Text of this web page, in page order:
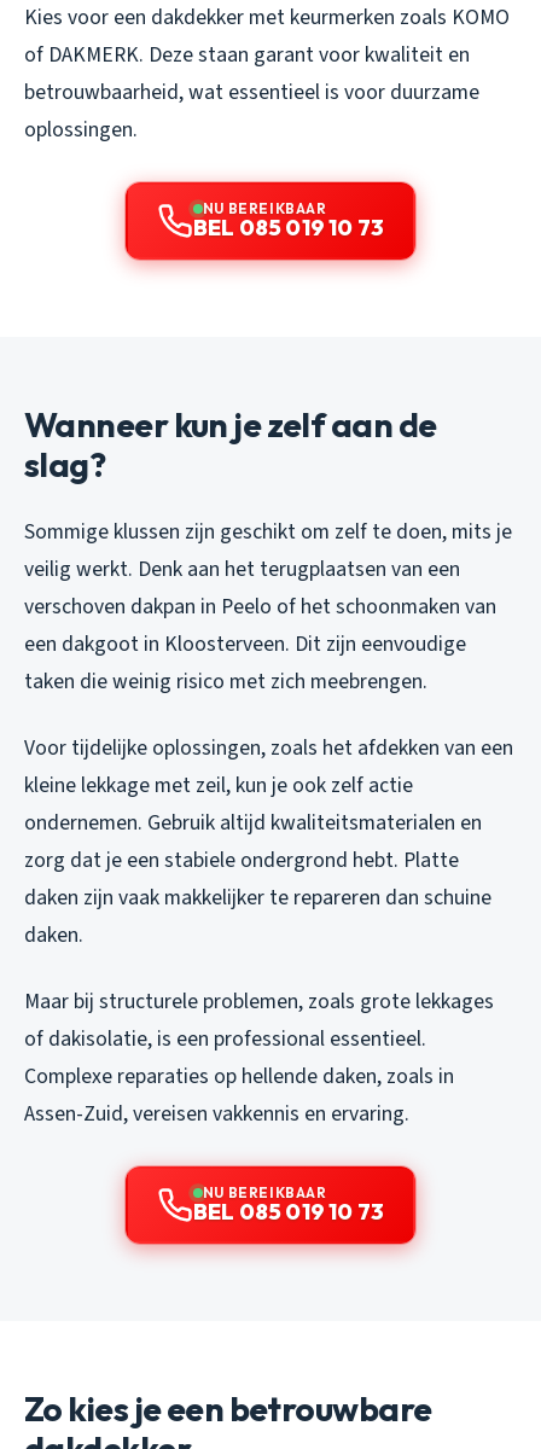
Kies voor een dakdekker met keurmerken zoals KOMO
of DAKMERK. Deze staan garant voor kwaliteit en
betrouwbaarheid, wat essentieel is voor duurzame
oplossingen.
NU BEREIKBAAR
BEL 085 019 10 73
Wanneer kun je zelf aan de
slag?
Sommige klussen zijn geschikt om zelf te doen, mits je
veilig werkt. Denk aan het terugplaatsen van een
verschoven dakpan in Peelo of het schoonmaken van
een dakgoot in Kloosterveen. Dit zijn eenvoudige
taken die weinig risico met zich meebrengen.
Voor tijdelijke oplossingen, zoals het afdekken van een
kleine lekkage met zeil, kun je ook zelf actie
ondernemen. Gebruik altijd kwaliteitsmaterialen en
zorg dat je een stabiele ondergrond hebt. Platte
daken zijn vaak makkelijker te repareren dan schuine
daken.
Maar bij structurele problemen, zoals grote lekkages
of dakisolatie, is een professional essentieel.
Complexe reparaties op hellende daken, zoals in
Assen-Zuid, vereisen vakkennis en ervaring.
NU BEREIKBAAR
BEL 085 019 10 73
Zo kies je een betrouwbare